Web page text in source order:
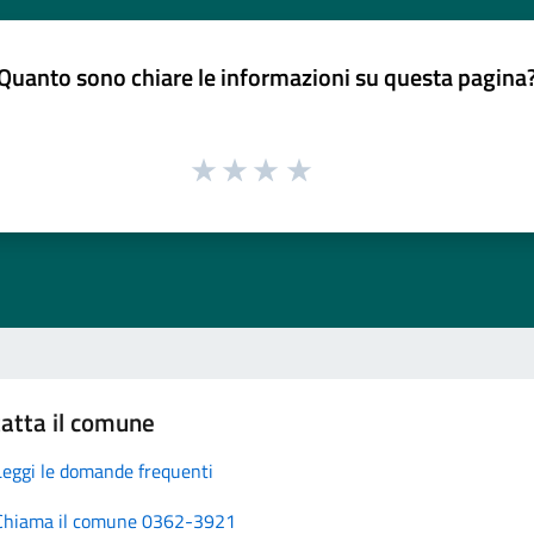
sono chiare le informazioni su questa
il comune
le domande frequenti
il comune 0362-3921